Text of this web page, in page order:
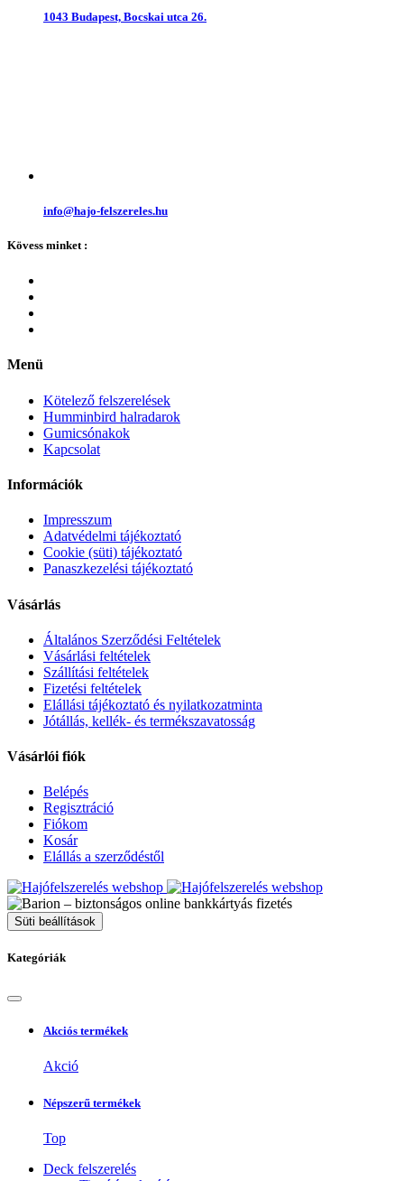
1043 Budapest, Bocskai utca 26.
info@hajo-felszereles.hu
Kövess minket :
Menü
Kötelező felszerelések
Humminbird halradarok
Gumicsónakok
Kapcsolat
Információk
Impresszum
Adatvédelmi tájékoztató
Cookie (süti) tájékoztató
Panaszkezelési tájékoztató
Vásárlás
Általános Szerződési Feltételek
Vásárlási feltételek
Szállítási feltételek
Fizetési feltételek
Elállási tájékoztató és nyilatkozatminta
Jótállás, kellék- és termékszavatosság
Vásárlói fiók
Belépés
Regisztráció
Fiókom
Kosár
Elállás a szerződéstől
Süti beállítások
Kategóriák
Akciós termékek
Akció
Népszerű termékek
Top
Deck felszerelés